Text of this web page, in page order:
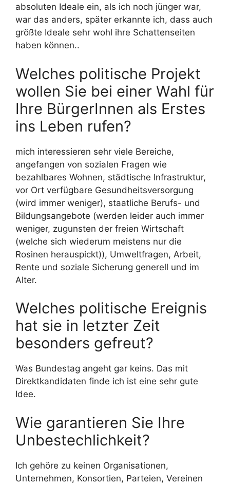
absoluten Ideale ein, als ich noch jünger war,
war das anders, später erkannte ich, dass auch
größte Ideale sehr wohl ihre Schattenseiten
haben können..
Welches politische Projekt
wollen Sie bei einer Wahl für
Ihre BürgerInnen als Erstes
ins Leben rufen?
mich interessieren sehr viele Bereiche,
angefangen von sozialen Fragen wie
bezahlbares Wohnen, städtische Infrastruktur,
vor Ort verfügbare Gesundheitsversorgung
(wird immer weniger), staatliche Berufs- und
Bildungsangebote (werden leider auch immer
weniger, zugunsten der freien Wirtschaft
(welche sich wiederum meistens nur die
Rosinen herauspickt)), Umweltfragen, Arbeit,
Rente und soziale Sicherung generell und im
Alter.
Welches politische Ereignis
hat sie in letzter Zeit
besonders gefreut?
Was Bundestag angeht gar keins. Das mit
Direktkandidaten finde ich ist eine sehr gute
Idee.
Wie garantieren Sie Ihre
Unbestechlichkeit?
Ich gehöre zu keinen Organisationen,
Unternehmen, Konsortien, Parteien, Vereinen